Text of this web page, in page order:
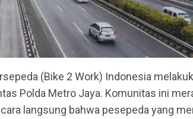
(Bike 2 Work) Indonesia
Polda Metro Jaya. Komunitas ini
langsung bahwa pesepeda yang